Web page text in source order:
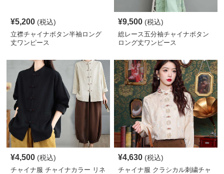
¥5,200 (税込)
立襟チャイナボタン半袖ロング
丈ワンピース
¥9,500 (税込)
総レース五分袖チャイナボタン
ロング丈ワンピース
¥4,500 (税込)
チャイナ服 チャイナカラー リネ
¥4,630 (税込)
チャイナ服 クラシカル刺繍チャ